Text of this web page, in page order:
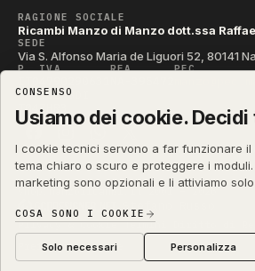
RAGIONE SOCIALE
Ricambi Manzo di Manzo dott.ssa
SEDE
Via S. Alfonso Maria de Liguori 52, 80141
P. IVA REA PEC
CODICE SDI
T04ZHR3
shop.manzoricambi.it©2001 – 2026
Privacy & Cookie·Termini
Preferenze cookie
CONSENSO
Usiamo dei cookie. Decidi
I cookie tecnici servono a far funzionare
tema chiaro o scuro e proteggere i
marketing sono opzionali e li attiviamo
COSA SONO I COOKIE
Solo necessari Personalizza